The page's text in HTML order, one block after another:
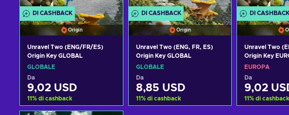
DI CASHBACK
Origin
Unravel Two (ENG/FR/ES)
Origin Key GLOBAL
GLOBALE
Da
9,02 USD
11% di cashback
DI CASHBACK
Origin
Unravel Two (ENG, FR, ES)
Origin Key GLOBAL
GLOBALE
Da
8,85 USD
11% di cashback
DI CASHBACK
Unravel Two
Origin Key
EUROPA
Da
9,02
11% di cashback